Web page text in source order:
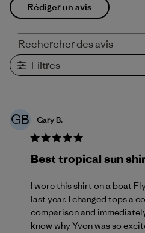
Rédiger un avis
Filtres
GB Gary B.
Best tropical sun
I wore this shirt on a boat
last year. I changed tops a
comparison and
know why Yvon was so